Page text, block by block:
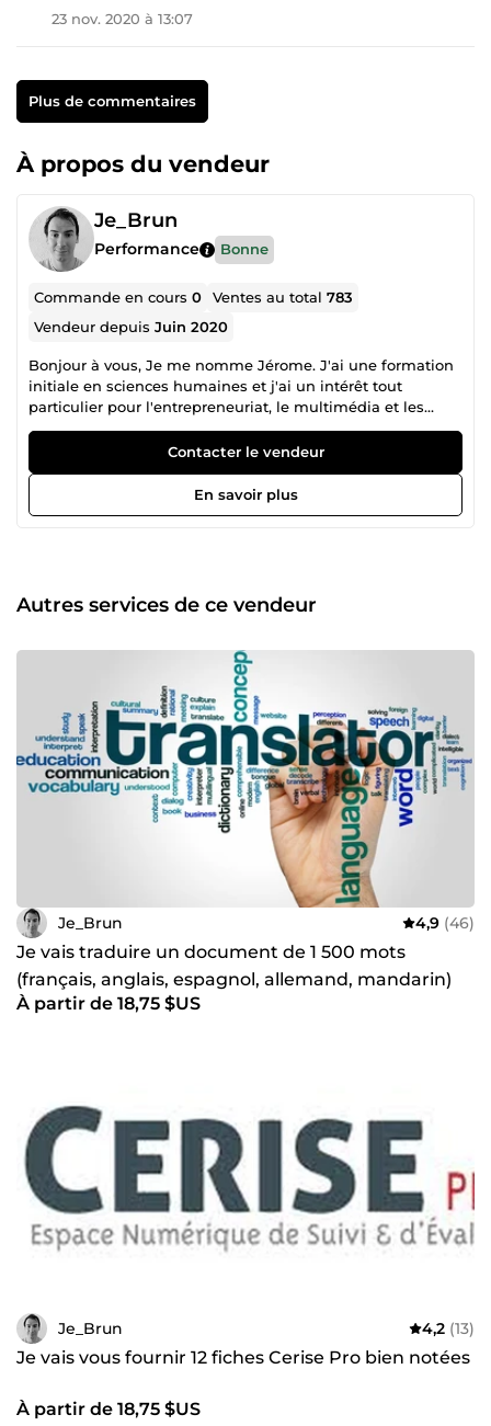
23 nov. 2020 à 13:07
Plus de commentaires
À propos du vendeur
Je_Brun
Performance Bonne
Commande en cours0 Ventes au total783
Vendeur depuisJuin 2020
Bonjour à vous, Je me nomme Jérome. J'ai une formation
initiale en sciences humaines et j'ai un intérêt tout
particulier pour l'entrepreneuriat, le multimédia et les
nouvelles technologies, les langues étrangères, l'économie,
la littérature, les voyages et bien d'autres sujets encore ! Ce
serait un plaisir de vous accompagner dans la formation
au business, dans les envois emailing, dans la traduction
de documents, dans la correction et/ou la reformulation de
Contacter le vendeur
En savoir plus
Autres services de ce vendeur
Je_Brun 4,9 (46)
Je vais traduire un document de 1 500 mots
(français, anglais, espagnol, allemand, mandarin)
À partir de 18,75 $US
Je_Brun 4,2 (13)
Je vais vous fournir 12 fiches Cerise Pro bien notées
À partir de 18,75 $US